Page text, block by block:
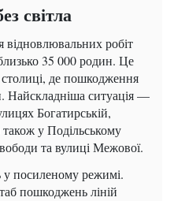
світла
робіт
35 000 родин. Це
де пошкодження
Найскладніша ситуація —
Богатирській,
у Подільському
та вулиці Межової.
посиленому режимі.
пошкоджень ліній